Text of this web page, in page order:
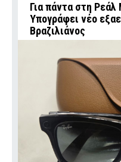
Για πάντα στη Ρεάλ
Υπογράφει νέο
Βραζιλιάνος